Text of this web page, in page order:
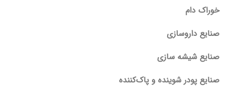
خوراک دام
صنایع داروسازی
صنایع شیشه سازی
صنایع پودر شوینده و پاک‌کننده